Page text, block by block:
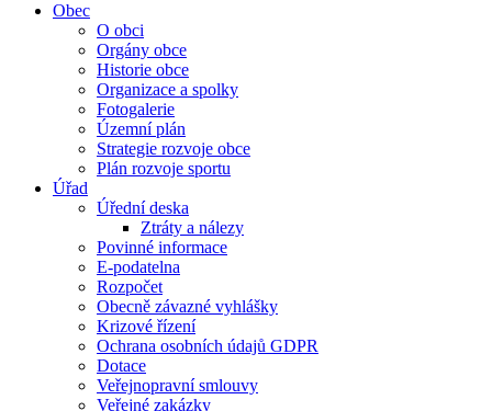
Obec
O obci
Orgány obce
Historie obce
Organizace a spolky
Fotogalerie
Územní plán
Strategie rozvoje obce
Plán rozvoje sportu
Úřad
Úřední deska
Ztráty a nálezy
Povinné informace
E-podatelna
Rozpočet
Obecně závazné vyhlášky
Krizové řízení
Ochrana osobních údajů GDPR
Dotace
Veřejnopravní smlouvy
Veřejné zakázky